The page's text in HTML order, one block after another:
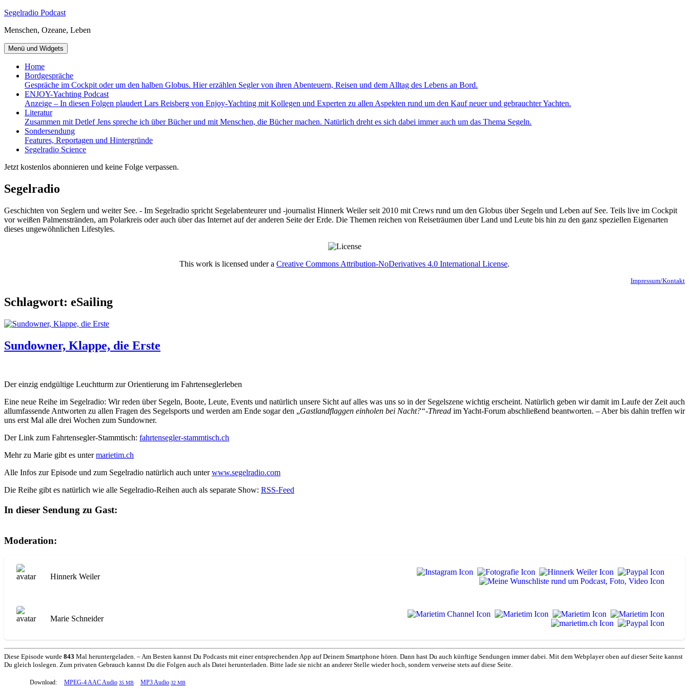
Zum
springen
Segelradio Podcast
Menschen, Ozeane, Leben
Menü und Widgets
Home
Bordgespräche
Gespräche im Cockpit oder um den halben Globus. Hier erzählen Segler von ihren Abenteuern, Reisen und dem Alltag des Lebens an Bord.
ENJOY-Yachting Podcast
Anzeige – In diesen Folgen plaudert Lars Reisberg von Enjoy-Yachting mit Kollegen und Experten zu allen Aspekten rund um den Kauf neuer und gebrauchter Yachten.
Literatur
Zusammen mit Detlef Jens spreche ich über Bücher und mit Menschen, die Bücher machen. Natürlich dreht es sich dabei immer auch um das Thema Segeln.
Sondersendung
Features, Reportagen und Hintergründe
Segelradio Science
Jetzt kostenlos abonnieren und keine Folge verpassen.
Segelradio
Geschichten von Seglern und weiter See. - Im Segelradio spricht Segelabenteurer und -journalist Hinnerk Weiler seit 2010 mit Crews rund um den Globus über Segeln und Leben auf See. Teils live im Cockpit
vor weißen Palmenstränden, am Polarkreis oder auch über das Internet auf der anderen Seite der Erde. Die Themen reichen von Reiseträumen über Land und Leute bis hin zu den ganz speziellen Eigenarten
dieses ungewöhnlichen Lifestyles.
This work is licensed under a Creative Commons Attribution-NoDerivatives 4.0 International License.
Impressum/Kontakt
Schlagwort: eSailing
Sundowner, Klappe, die Erste
Der einzig endgültige Leuchtturm zur Orientierung im Fahrtenseglerleben
Eine neue Reihe im Segelradio: Wir reden über Segeln, Boote, Leute, Events und natürlich unsere Sicht auf alles was uns so in der Segelszene wichtig erscheint. Natürlich geben wir damit im Laufe der Zeit auch
allumfassende Antworten zu allen Fragen des Segelsports und werden am Ende sogar den „Gastlandflaggen einholen bei Nacht?“-Thread im Yacht-Forum abschließend beantworten. – Aber bis dahin treffen wir
uns erst Mal alle drei Wochen zum Sundowner.
Der Link zum Fahrtensegler-Stammtisch: fahrtensegler-stammtisch.ch
Mehr zu Marie gibt es untermarietim.ch
Alle Infos zur Episode und zum Segelradio natürlich auch unterwww.segelradio.com
Die Reihe gibt es natürlich wie alle Segelradio-Reihen auch als separate Show: RSS-Feed
In dieser Sendung zu Gast:
Moderation:
Hinnerk Weiler
Marie Schneider
Diese Episode wurde 843 Mal heruntergeladen. – Am Besten kannst Du Podcasts mit einer entsprechenden App auf Deinem Smartphone hören. Dann hast Du auch künftige Sendungen immer dabei. Mit dem Webplayer oben auf dieser Seite kannst
Du gleich loslegen. Zum privaten Gebrauch kannst Du die Folgen auch als Datei herunterladen. Bitte lade sie nicht an anderer Stelle wieder hoch, sondern verweise stets auf diese Seite.
Download: MPEG-4 AAC Audio 35 MB MP3 Audio 32 MB